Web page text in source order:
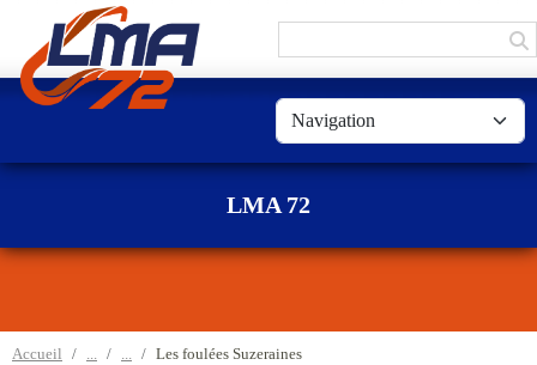
LMA 72
Accueil Les foulées Suzeraines
Panneau de gestion des cookies